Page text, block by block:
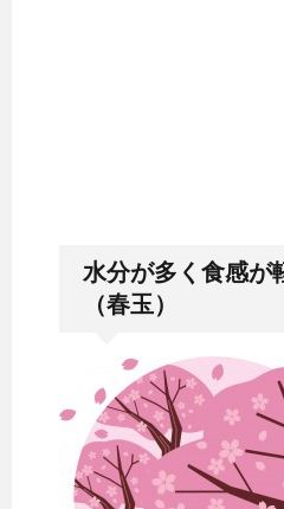
水分が多く食感が
（春玉）